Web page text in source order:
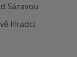
Sázavou
Hradci